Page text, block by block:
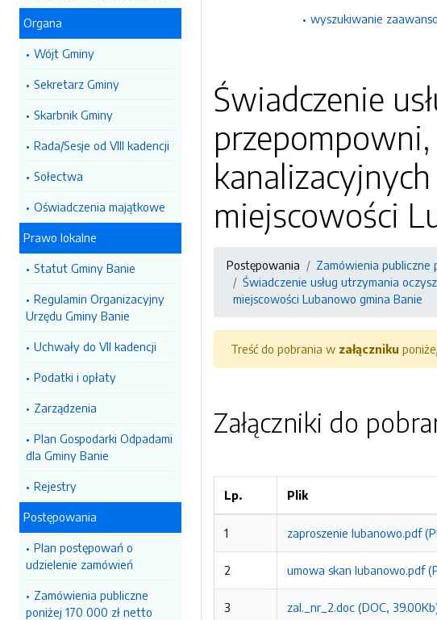
Organa
Wójt Gminy
Sekretarz Gminy
Skarbnik Gminy
Rada/Sesje od VIII kadencji
Sołectwa
Oświadczenia majątkowe
Prawo lokalne
Statut Gminy Banie
Regulamin Organizacyjny
Urzędu Gminy Banie
Uchwały do VII kadencji
Podatki i opłaty
Zarządzenia
Plan Gospodarki Odpadami
dla Gminy Banie
Rejestry
Postępowania
Plan postępowań o
udzielenie zamówień
Zamówienia publiczne
poniżej 170 000 zł netto
wyszukiwanie
Świadczenie
przepompowni,
miejscowości
Postępowania
Zamówienia publiczne
Świadczenie usług utrzymania
miejscowości Lubanowo gmina Banie
Treść do pobrania w załączniku
Załączniki do
Lp. Plik
1 zaproszenie lubanowo.pdf
2 umowa skan lubanowo.pdf
3 zal._nr_2.doc (DOC,